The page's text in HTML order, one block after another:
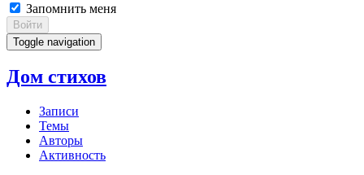
Запомнить меня
Войти
Toggle navigation
Дом стихов
Записи
Темы
Авторы
Активность